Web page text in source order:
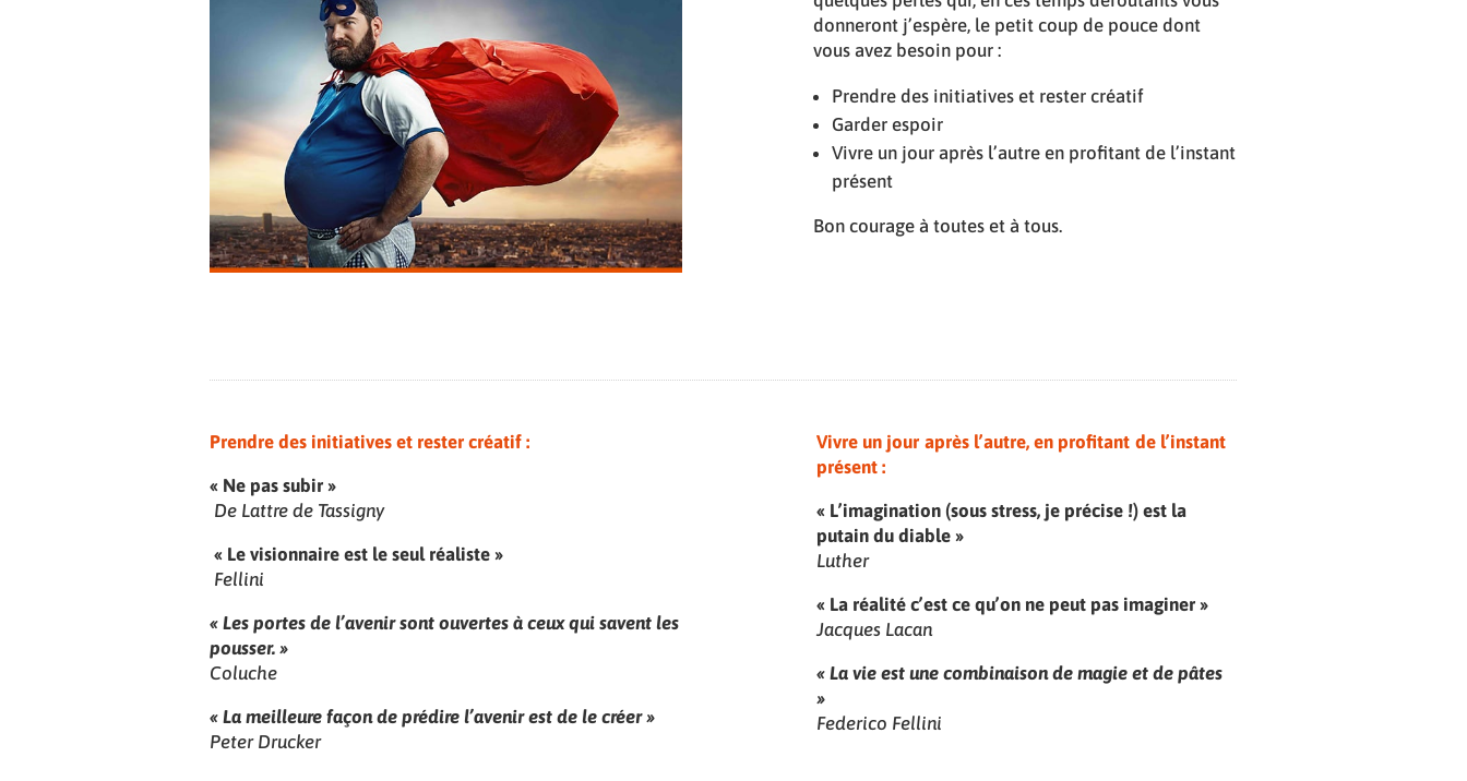
donneront j’espère, le petit coup de pouce dont
vous avez besoin pour :
Prendre des initiatives et rester créatif
Garder espoir
Vivre un jour après l’autre en profitant de l’instant
présent
Bon courage à toutes et à tous.
Prendre des initiatives et rester créatif :
« Ne pas subir »
De Lattre de Tassigny
« Le visionnaire est le seul réaliste »
Fellini
« Les portes de l’avenir sont ouvertes à ceux qui savent les
pousser. »
Coluche
« La meilleure façon de prédire l’avenir est de le créer »
Peter Drucker
Vivre un jour après l’autre, en profitant de l’instant
présent :
« L’imagination (sous stress, je précise !) est la
putain du diable »
Luther
« La réalité c’est ce qu’on ne peut pas imaginer »
Jacques Lacan
« La vie est une combinaison de magie et de pâtes
»
Federico Fellini